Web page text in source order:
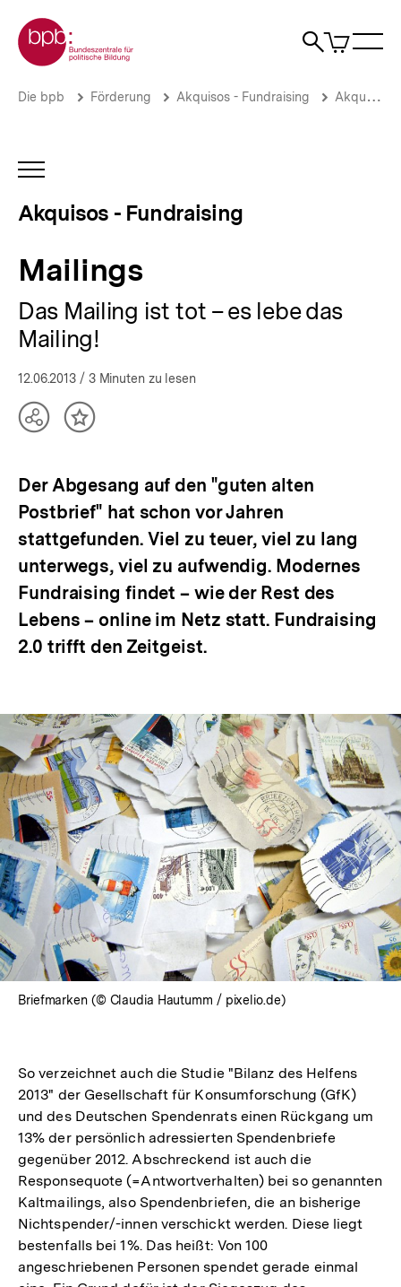
zum
Seiteninhalt
springen
Zur Startseite der bpb
Suche
Artikel
im
Mailings
Fundraising
für
politische
bpb.de
Brotkrümelnavigation
Pfadnavigation
Die bpb Förderung Akquisos - Fundraising Akquisos Wissen
INHALTSNAVIGATION
Akquisos - Fundraising
Mailings
Das Mailing ist tot – es lebe das
Mailing!
12.06.2013 / 3 Minuten zu lesen
TeilenInhalt
Der Abgesang auf den "guten alten
Postbrief" hat schon vor Jahren
stattgefunden. Viel zu teuer, viel zu lang
unterwegs, viel zu aufwendig. Modernes
Fundraising findet – wie der Rest des
Lebens – online im Netz statt. Fundraising
2.0 trifft den Zeitgeist.
Briefmarken (© Claudia Hautumm / pixelio.de)
So verzeichnet auch die Studie "Bilanz des Helfens
2013" der Gesellschaft für Konsumforschung (GfK)
und des Deutschen Spendenrats einen Rückgang um
13% der persönlich adressierten Spendenbriefe
gegenüber 2012. Abschreckend ist auch die
Responsequote (=Antwortverhalten) bei so genannten
Kaltmailings, also Spendenbriefen, die an bisherige
Nichtspender/-innen verschickt werden. Diese liegt
bestenfalls bei 1%. Das heißt: Von 100
angeschriebenen Personen spendet gerade einmal